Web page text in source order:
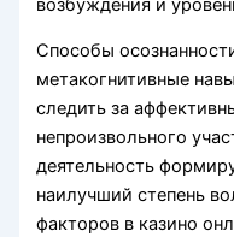
возбуждения и
Способы
метакогнитивные
следить за
непроизвольного
деятельность
наилучший степень
факторов в казино